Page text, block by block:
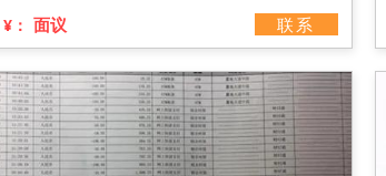
¥： 面议 联系